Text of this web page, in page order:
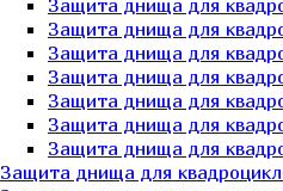
Защита днища для
Защита днища для
Защита днища для
Защита днища для
Защита днища для
Защита днища для
Защита днища для
Защита днища для